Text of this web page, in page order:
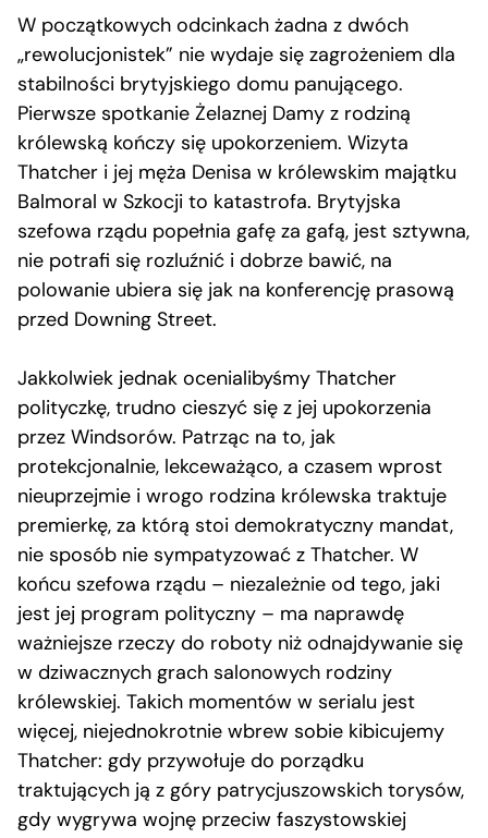
W początkowych odcinkach żadna z dwóch
„rewolucjonistek” nie wydaje się zagrożeniem dla
stabilności brytyjskiego domu panującego.
Pierwsze spotkanie Żelaznej Damy z rodziną
królewską kończy się upokorzeniem. Wizyta
Thatcher i jej męża Denisa w królewskim majątku
Balmoral w Szkocji to katastrofa. Brytyjska
szefowa rządu popełnia gafę za gafą, jest sztywna,
nie potrafi się rozluźnić i dobrze bawić, na
polowanie ubiera się jak na konferencję prasową
przed Downing Street.
Jakkolwiek jednak ocenialibyśmy Thatcher
polityczkę, trudno cieszyć się z jej upokorzenia
przez Windsorów. Patrząc na to, jak
protekcjonalnie, lekceważąco, a czasem wprost
nieuprzejmie i wrogo rodzina królewska traktuje
premierkę, za którą stoi demokratyczny mandat,
nie sposób nie sympatyzować z Thatcher. W
końcu szefowa rządu – niezależnie od tego, jaki
jest jej program polityczny – ma naprawdę
ważniejsze rzeczy do roboty niż odnajdywanie się
w dziwacznych grach salonowych rodziny
królewskiej. Takich momentów w serialu jest
więcej, niejednokrotnie wbrew sobie kibicujemy
Thatcher: gdy przywołuje do porządku
traktujących ją z góry patrycjuszowskich torysów,
gdy wygrywa wojnę przeciw faszystowskiej